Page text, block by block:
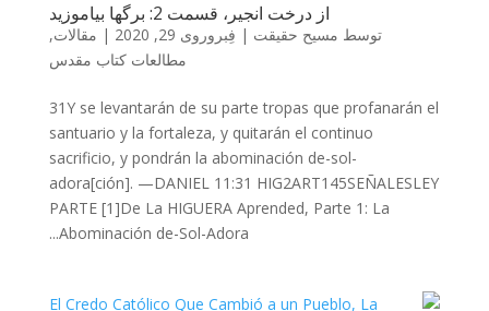
از درخت انجیر، قسمت 2: برگها بیاموزید
توسط مسیح حقیقت | فِبروروی 29, 2020 | مقالات,
مطالعات کتاب مقدس
31Y se levantarán de su parte tropas que profanarán el
santuario y la fortaleza, y quitarán el continuo
sacrificio, y pondrán la abominación de-sol-
adora[ción]. —DANIEL 11:31 HIG2ART145SEÑALESLEY
PARTE [1]De La HIGUERA Aprended, Parte 1: La
Abominación de-Sol-Adora...